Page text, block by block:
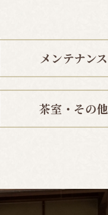
メンテナンス
茶室・その他